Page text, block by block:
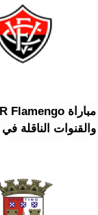
والقنوات الناقلة في Campeonato Brasileiro Série A